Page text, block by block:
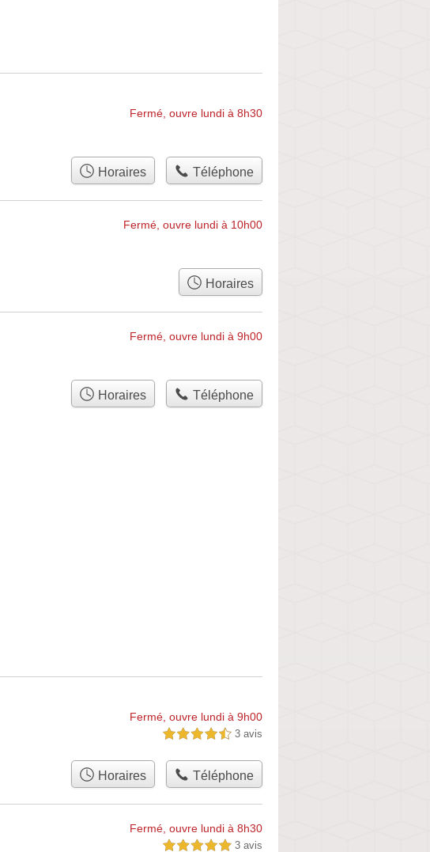
Fermé, ouvre lundi à 8h30
Horaires Téléphone
Fermé, ouvre lundi à 10h00
Horaires
Fermé, ouvre lundi à 9h00
Horaires Téléphone
Fermé, ouvre lundi à 9h00
4,5 étoiles sur 5 3 avis
Horaires Téléphone
Fermé, ouvre lundi à 8h30
5,0 étoiles sur 5 3 avis